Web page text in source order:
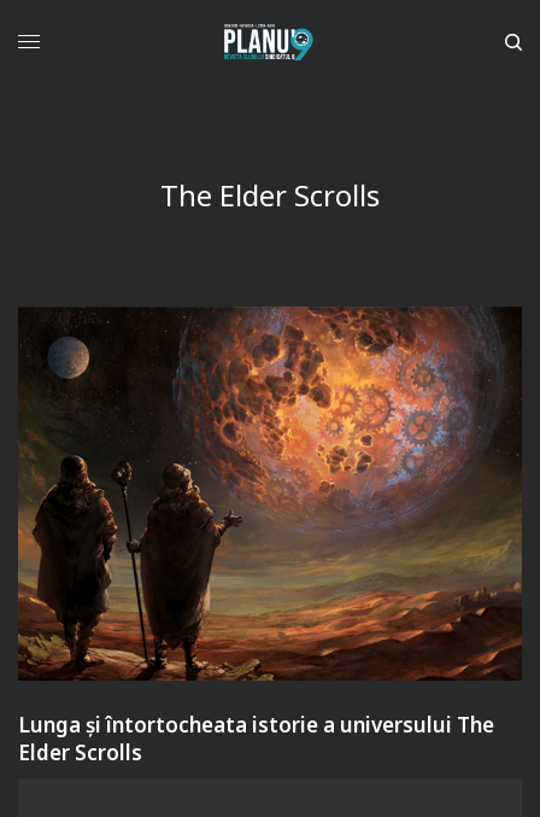
The Elder Scrolls
Lunga și întortocheata istorie a universului The
Elder Scrolls